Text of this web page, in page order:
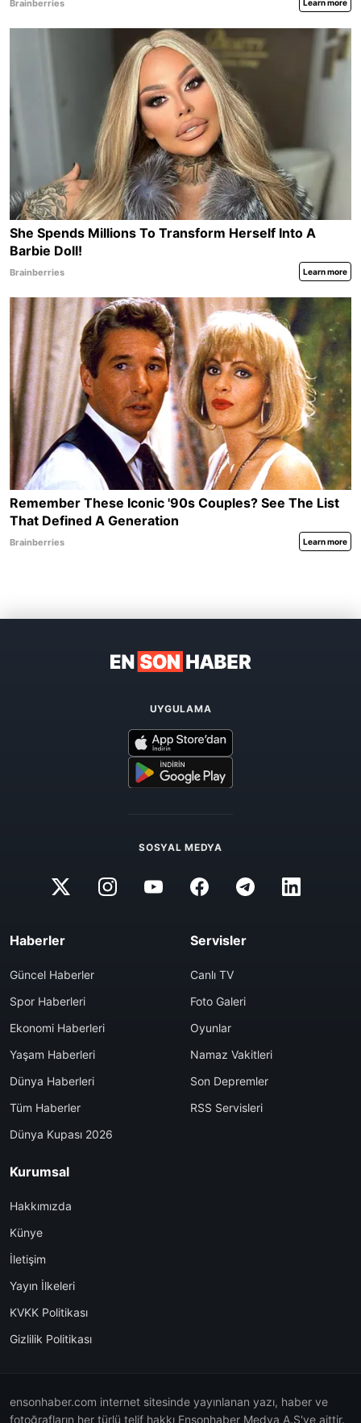
UYGULAMA
SOSYAL MEDYA
Haberler
Güncel Haberler
Spor Haberleri
Ekonomi Haberleri
Yaşam Haberleri
Dünya Haberleri
Tüm Haberler
Dünya Kupası 2026
Servisler
Canlı TV
Foto Galeri
Oyunlar
Namaz Vakitleri
Son Depremler
RSS Servisleri
Kurumsal
Hakkımızda
Künye
İletişim
Yayın İlkeleri
KVKK Politikası
Gizlilik Politikası
ensonhaber.com internet sitesinde yayınlanan yazı, haber ve
fotoğrafların her türlü telif hakkı Ensonhaber Medya A.Ş'ye aittir.